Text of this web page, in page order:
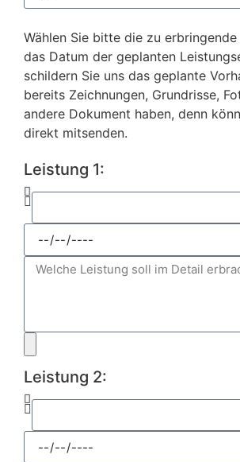
Wählen Sie bitte die zu
das Datum der geplanten
schildern Sie uns das geplante
bereits Zeichnungen, Grundrisse,
andere Dokument haben, denn
direkt mitsenden.
Leistung 1:
Leistung 2: